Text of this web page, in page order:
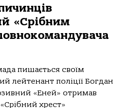
«Срібним
пишається своїм
лейтенант поліції Богдан
«Еней» отримав
хрест»